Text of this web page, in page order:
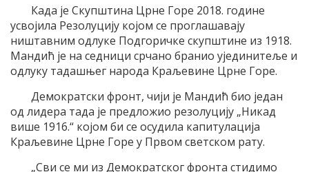
Када је Скупштина Црне Горе 2018. године
усвојила Резолуцију којом се проглашавају
ништавним одлуке Подгоричке скупштине из 1918.
Мандић је на седници срчано бранио ујединитеље и
одлуку тадашњег народа Краљевине Црне Горе.
Демократски фронт, чији је Мандић био један
од лидера тада је предложио резолуцију „Никад
више 1916.“ којом би се осудила капитулација
Краљевине Црне Горе у Првом светском рату.
„Сви се ми из Демократског фронта стидимо